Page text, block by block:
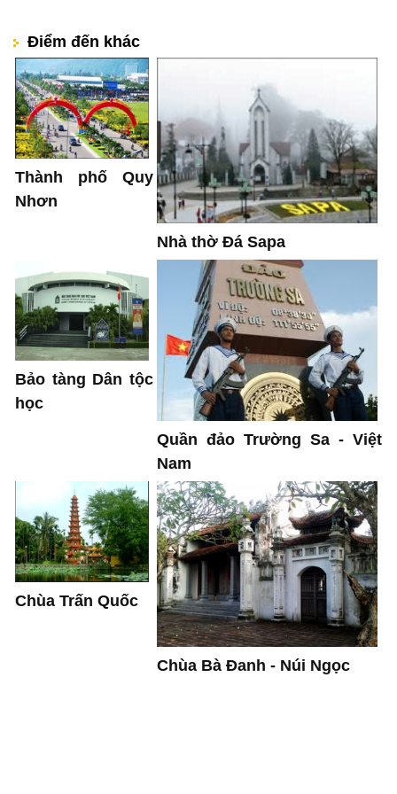
Điểm đến khác
Thành phố Quy
Nhơn
Nhà thờ Đá Sapa
Bảo tàng Dân tộc
học
Quần đảo Trường Sa - Việt
Nam
Chùa Trấn Quốc
Chùa Bà Đanh - Núi Ngọc